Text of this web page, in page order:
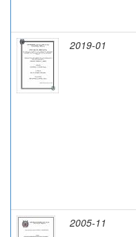
2019-01
2005-11